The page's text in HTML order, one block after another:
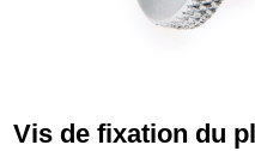
Vis de fixation du